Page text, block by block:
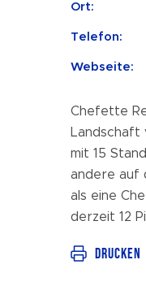
Ort:
Telefon:
Webseite:
Chefette
Landschaft
mit 15
andere auf
als eine
derzeit 12
Drucken